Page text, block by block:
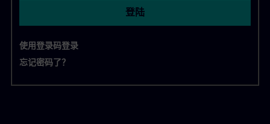
登陆
使用登录码登录
忘记密码了？